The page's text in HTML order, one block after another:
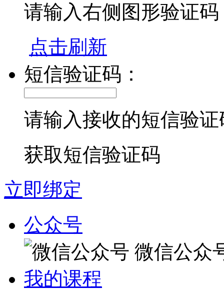
请输入右侧图形验证码
点击刷新
短信验证码：
请输入接收的短信验证
获取短信验证码
立即绑定
公众号
微信公众
我的课程